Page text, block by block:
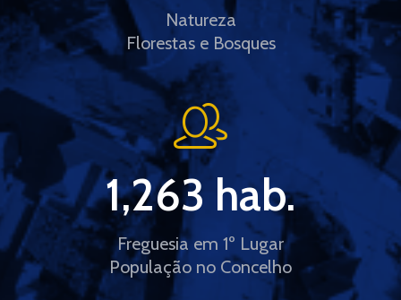
Natureza
Florestas e Bosques
Freguesia em 1º Lugar
População no Concelho
1,263 hab.